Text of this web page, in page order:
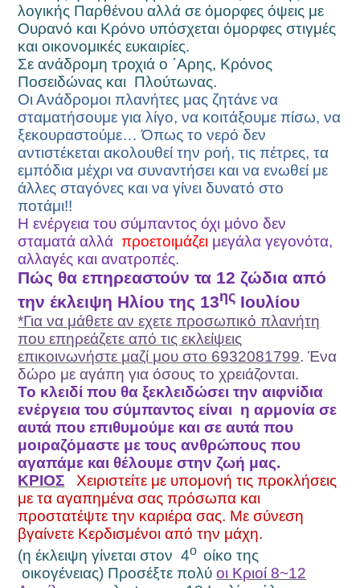
λογικής Παρθένου αλλά σε όμορφες όψεις με
Ουρανό και Κρόνο υπόσχεται όμορφες στιγμές
και οικονομικές ευκαιρίες.
Σε ανάδρομη τροχιά ο ΄Αρης, Κρόνος
Ποσειδώνας και Πλούτωνας.
Οι Ανάδρομοι πλανήτες μας ζητάνε να
σταματήσουμε για λίγο, να κοιτάξουμε πίσω, να
ξεκουραστούμε… Όπως το νερό δεν
αντιστέκεται ακολουθεί την ροή, τις πέτρες, τα
εμπόδια μέχρι να συναντήσει και να ενωθεί με
άλλες σταγόνες και να γίνει δυνατό στο
ποτάμι!!
Η ενέργεια του σύμπαντος όχι μόνο δεν
σταματά αλλάπροετοιμάζει μεγάλα γεγονότα,
αλλαγές και ανατροπές.
Πώς θα επηρεαστούν τα 12 ζώδια από
την έκλειψη Ηλίου της 13ης Ιουλίου
*Για να μάθετε αν εχετε προσωπικό πλανήτη
που επηρεάζετε από τις εκλείψεις
επικοινωνήστε μαζί μου στο 6932081799. Ένα
δώρο με αγάπη για όσους το χρειάζονται.
Το κλειδί που θα ξεκλειδώσει την αιφνίδια
ενέργεια του σύμπαντος είναι η αρμονία σε
αυτά που επιθυμούμε και σε αυτά που
μοιραζόμαστε με τους ανθρώπους που
αγαπάμε και θέλουμε στην ζωή μας.
ΚΡΙΟΣ
Χειριστείτε με υπομονή τις προκλήσεις
με τα αγαπημένα σας πρόσωπα και
προστατέψτε την καριέρα σας. Με σύνεση
βγαίνετε Κερδισμένοι από την μάχη.
(η έκλειψη γίνεται στον 4ο οίκο της
οικογένειας) Προσέξτε πολύοι Κριοί 8~12